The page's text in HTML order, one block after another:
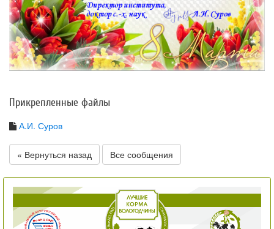
Прикрепленные файлы
А.И. Суров
« Вернуться назад Все сообщения